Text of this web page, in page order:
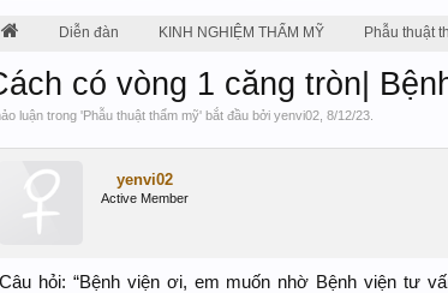
Diễn đàn KINH NGHIỆM THẨM MỸ Phẫu thuật
có vòng 1 căng tròn|
luận trong 'Phẫu thuật thẩm mỹ' bắt đầu bởi yenvi02 8/12/23
yenvi02
Active Member
Câu hỏi: “Bệnh viện ơi, em muốn nhờ Bệnh viện tư